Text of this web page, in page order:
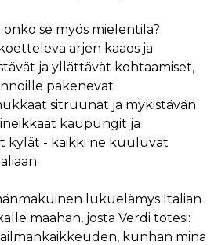
se myös mielentila?
arjen kaaos ja
ja yllättävät kohtaamiset,
pakenevat
sitruunat ja mykistävän
kaupungit ja
kylät - kaikki ne kuuluvat
lukuelämys Italian
maahan, josta Verdi totesi:
kunhan minä